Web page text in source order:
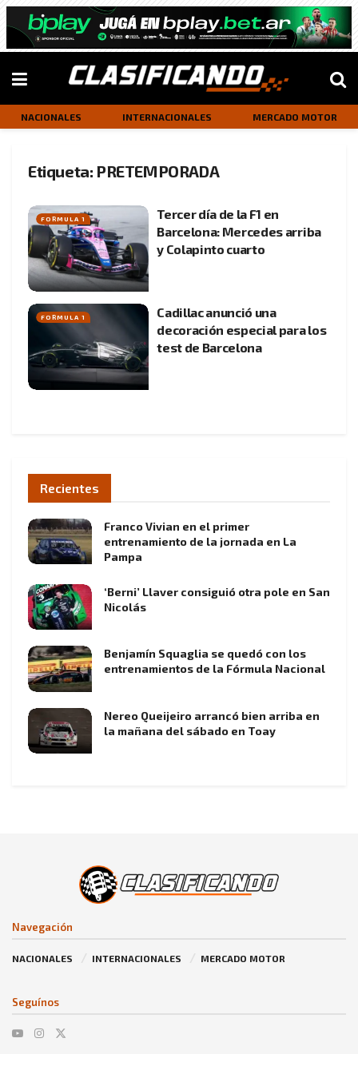
NACIONALES INTERNACIONALES MERCADO MOTOR
Etiqueta: PRETEMPORADA
FORMULA 1
Tercer día de la F1 en
Barcelona: Mercedes arriba
y Colapinto cuarto
FORMULA 1
Cadillac anunció una
decoración especial para los
test de Barcelona
Recientes
Franco Vivian en el primer
entrenamiento de la jornada en La
Pampa
‘Berni’ Llaver consiguió otra pole en San
Nicolás
Benjamín Squaglia se quedó con los
entrenamientos de la Fórmula Nacional
Nereo Queijeiro arrancó bien arriba en
la mañana del sábado en Toay
Navegación
NACIONALES INTERNACIONALES MERCADO MOTOR
Seguínos